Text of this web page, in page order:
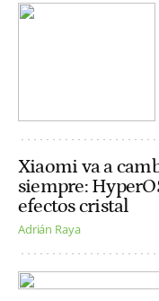
Xiaomi va a
siempre:
efectos cristal
Adrián Raya